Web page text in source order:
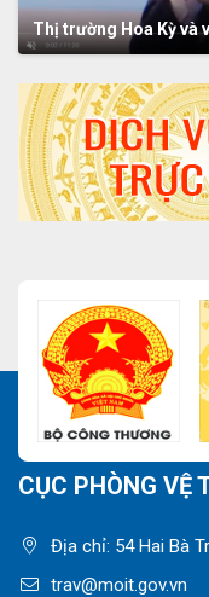
Thị trường Hoa Kỳ và
CỤC PHÒNG VỆ
Địa chỉ: 54 Hai Bà
trav@moit.gov.vn